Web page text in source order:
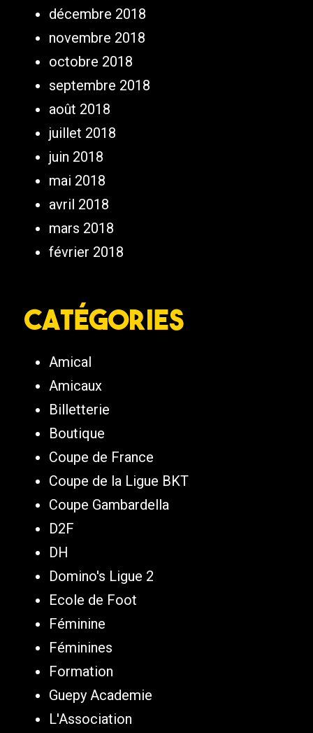
décembre 2018
novembre 2018
octobre 2018
septembre 2018
août 2018
juillet 2018
juin 2018
mai 2018
avril 2018
mars 2018
février 2018
Catégories
Amical
Amicaux
Billetterie
Boutique
Coupe de France
Coupe de la Ligue BKT
Coupe Gambardella
D2F
DH
Domino's Ligue 2
Ecole de Foot
Féminine
Féminines
Formation
Guepy Academie
L'Association